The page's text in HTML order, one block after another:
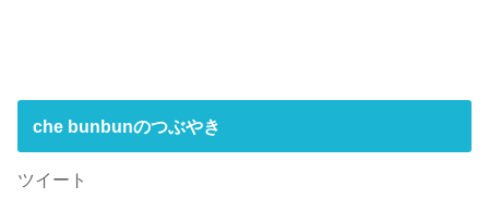
che bunbunのつぶやき
ツイート